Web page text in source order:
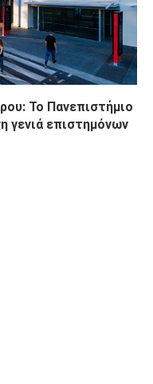
Το Πανεπιστήμιο
γενιά επιστημόνων